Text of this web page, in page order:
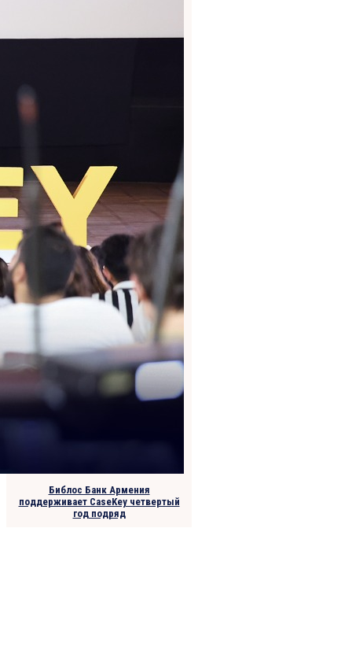
Библос Банк Армения
поддерживает CaseKey четвертый
год подряд